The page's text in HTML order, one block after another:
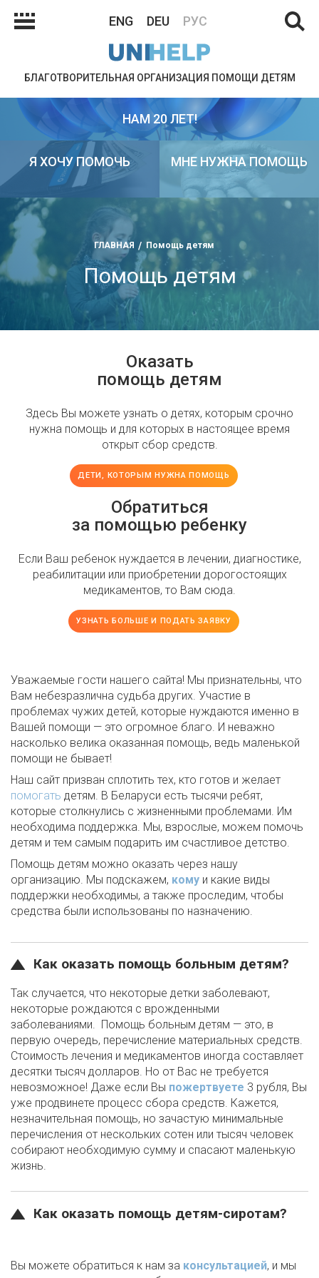
ENG DEU РУС
БЛАГОТВОРИТЕЛЬНАЯ ОРГАНИЗАЦИЯ ПОМОЩИ ДЕТЯМ
НАМ 20 ЛЕТ!
Я ХОЧУ ПОМОЧЬ МНЕ НУЖНА ПОМОЩЬ
ГЛАВНАЯ Помощь детям
Помощь детям
Оказать
помощь детям
Здесь Вы можете узнать о детях, которым срочно
нужна помощь и для которых в настоящее время
открыт сбор средств.
ДЕТИ, КОТОРЫМ НУЖНА ПОМОЩЬ
Обратиться
за помощью ребенку
Если Ваш ребенок нуждается в лечении, диагностике,
реабилитации или приобретении дорогостоящих
медикаментов, то Вам сюда.
УЗНАТЬ БОЛЬШЕ И ПОДАТЬ ЗАЯВКУ
Уважаемые гости нашего сайта! Мы признательны, что
Вам небезразлична судьба других. Участие в
проблемах чужих детей, которые нуждаются именно в
Вашей помощи — это огромное благо. И неважно
насколько велика оказанная помощь, ведь маленькой
помощи не бывает!
Наш сайт призван сплотить тех, кто готов и желает
помогать детям. В Беларуси есть тысячи ребят,
которые столкнулись с жизненными проблемами. Им
необходима поддержка. Мы, взрослые, можем помочь
детям и тем самым подарить им счастливое детство.
Помощь детям можно оказать через нашу
организацию. Мы подскажем, кому и какие виды
поддержки необходимы, а также проследим, чтобы
средства были использованы по назначению.
Как оказать помощь больным детям?
Так случается, что некоторые детки заболевают,
некоторые рождаются с врожденными
заболеваниями. Помощь больным детям — это, в
первую очередь, перечисление материальных средств.
Стоимость лечения и медикаментов иногда составляет
десятки тысяч долларов. Но от Вас не требуется
невозможное! Даже если Вы пожертвуете 3 рубля, Вы
уже продвинете процесс сбора средств. Кажется,
незначительная помощь, но зачастую минимальные
перечисления от нескольких сотен или тысяч человек
собирают необходимую сумму и спасают маленькую
жизнь.
Как оказать помощь детям-сиротам?
Вы можете обратиться к нам за консультацией, и мы